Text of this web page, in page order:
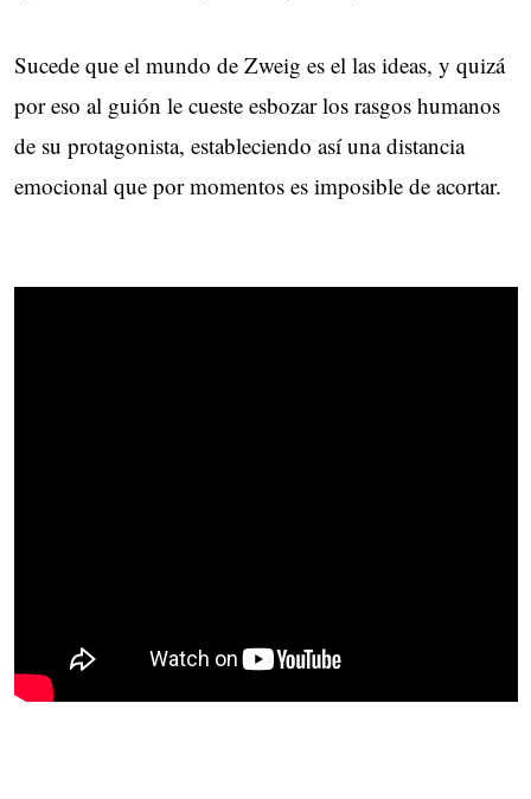
Sucede que el mundo de Zweig es el las ideas, y quizá
por eso al guión le cueste esbozar los rasgos humanos
de su protagonista, estableciendo así una distancia
emocional que por momentos es imposible de acortar.